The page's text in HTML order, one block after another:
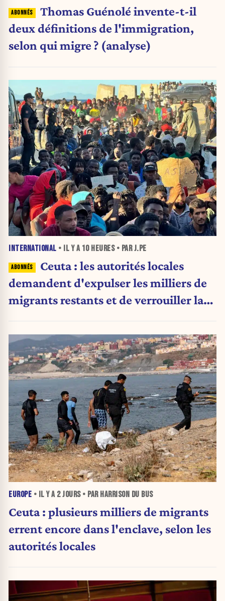
Thomas Guénolé invente-t-il
deux définitions de l'immigration,
selon qui migre ? (analyse)
INTERNATIONAL • IL Y A 10 HEURES• PAR J.PE
Ceuta : les autorités locales
demandent d'expulser les milliers de
migrants restants et de verrouiller la
EUROPE • IL Y A 2 JOURS• PAR HARRISON DU BUS
Ceuta : plusieurs milliers de migrants
errent encore dans l'enclave, selon les
autorités locales